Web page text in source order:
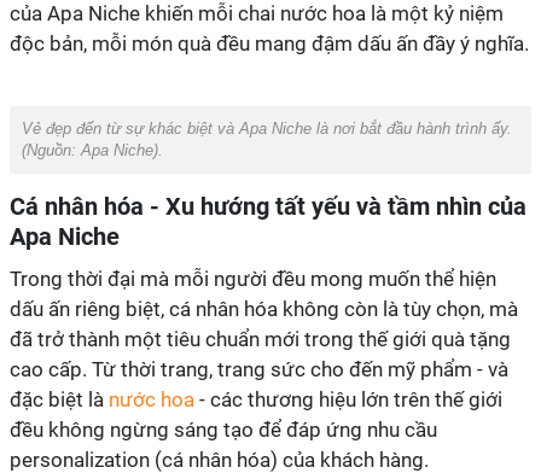
của Apa Niche khiến mỗi chai nước hoa là một kỷ niệm
độc bản, mỗi món quà đều mang đậm dấu ấn đầy ý nghĩa.
Vẻ đẹp đến từ sự khác biệt và Apa Niche là nơi bắt đầu hành trình ấy.
(Nguồn:Apa Niche).
Cá nhân hóa - Xu hướng tất yếu và tầm nhìn của
Apa Niche
Trong thời đại mà mỗi người đều mong muốn thể hiện
dấu ấn riêng biệt, cá nhân hóa không còn là tùy chọn, mà
đã trở thành một tiêu chuẩn mới trong thế giới quà tặng
cao cấp. Từ thời trang, trang sức cho đến mỹ phẩm - và
đặc biệt là nước hoa - các thương hiệu lớn trên thế giới
đều không ngừng sáng tạo để đáp ứng nhu cầu
personalization (cá nhân hóa) của khách hàng.